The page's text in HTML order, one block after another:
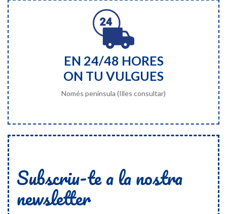
EN 24/48 HORES
ON TU VULGUES
Només península (Illes consultar)
Subscriu-te a la nostra
newsletter